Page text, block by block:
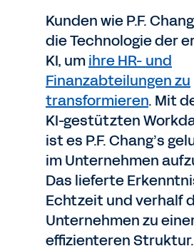
Kunden wie P.F.
die Technologie der
KI, umihre HR- und
Finanzabteilungen zu
transformieren. Mit
KI-gestützten
ist es P.F. Chang’s
im Unternehmen
Das lieferte
Echtzeit und verhalf
Unternehmen zu
effizienteren Struktur.